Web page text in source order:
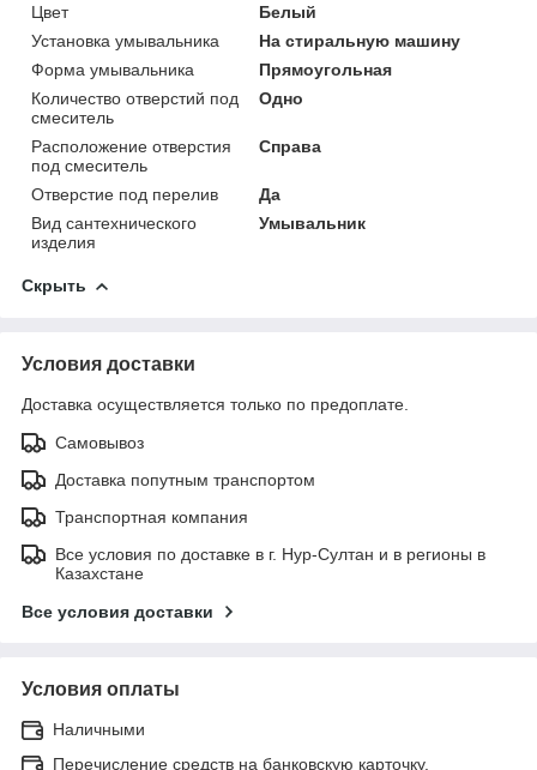
Цвет
Белый
Установка умывальника
На стиральную машину
Форма умывальника
Прямоугольная
Количество отверстий под
смеситель
Одно
Расположение отверстия
под смеситель
Справа
Отверстие под перелив
Да
Вид сантехнического
изделия
Умывальник
Скрыть
Условия доставки
Доставка осуществляется только по предоплате.
Самовывоз
Доставка попутным транспортом
Транспортная компания
Все условия по доставке в г. Нур-Султан и в регионы в
Казахстане
Все условия доставки
Условия оплаты
Наличными
Перечисление средств на банковскую карточку.